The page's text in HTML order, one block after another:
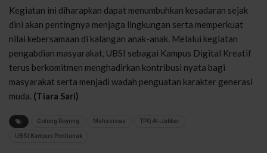
Kegiatan ini diharapkan dapat menumbuhkan kesadaran sejak
dini akan pentingnya menjaga lingkungan serta memperkuat
nilai kebersamaan di kalangan anak-anak. Melalui kegiatan
pengabdian masyarakat, UBSI sebagai Kampus Digital Kreatif
terus berkomitmen menghadirkan kontribusi nyata bagi
masyarakat serta menjadi wadah penguatan karakter generasi
muda. (Tiara Sari)
Gotong Royong Mahasiswa TPQ Al-Jabbar
UBSI Kampus Pontianak